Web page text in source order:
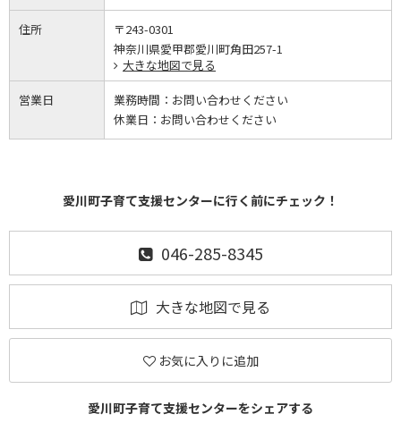
住所
〒243-0301
神奈川県愛甲郡愛川町角田257-1
大きな地図で見る
営業日 業務時間： お問い合わせください
休業日： お問い合わせください
愛川町子育て支援センターに行く前にチェック！
046-285-8345
大きな地図で見る
お気に入りに追加
愛川町子育て支援センターをシェアする